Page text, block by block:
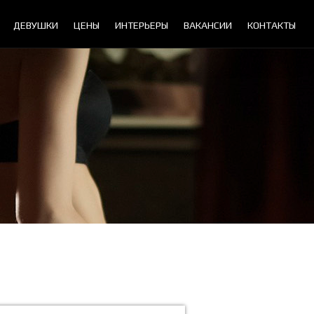
ДЕВУШКИ ЦЕНЫ ИНТЕРЬЕРЫ ВАКАНСИИ КОНТАКТЫ